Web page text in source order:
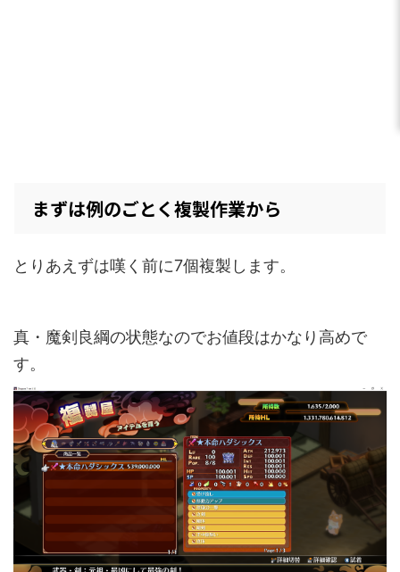
まずは例のごとく複製作業から
とりあえずは嘆く前に7個複製します。
真・魔剣良綱の状態なのでお値段はかなり高めで
す。